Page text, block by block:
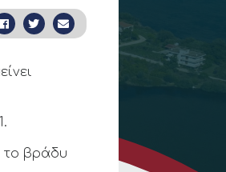
το βράδυ